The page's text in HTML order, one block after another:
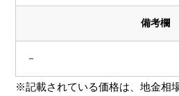
備考欄
－
※記載されている価格は、地金相